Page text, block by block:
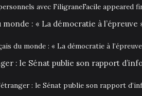
avec FiligraneFacile appeared
monde : « La démocratie à l’épreuve
du monde : « La démocratie à
: le Sénat publie son rapport
: le Sénat publie son rapport